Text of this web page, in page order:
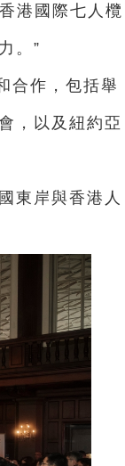
港國際七人欖
。”
合作，包括舉
，以及紐約亞
東岸與香港人